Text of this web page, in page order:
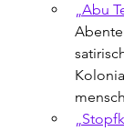
„Abu